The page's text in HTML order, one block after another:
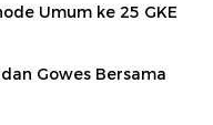
Umum ke 25 GKE
Gowes Bersama